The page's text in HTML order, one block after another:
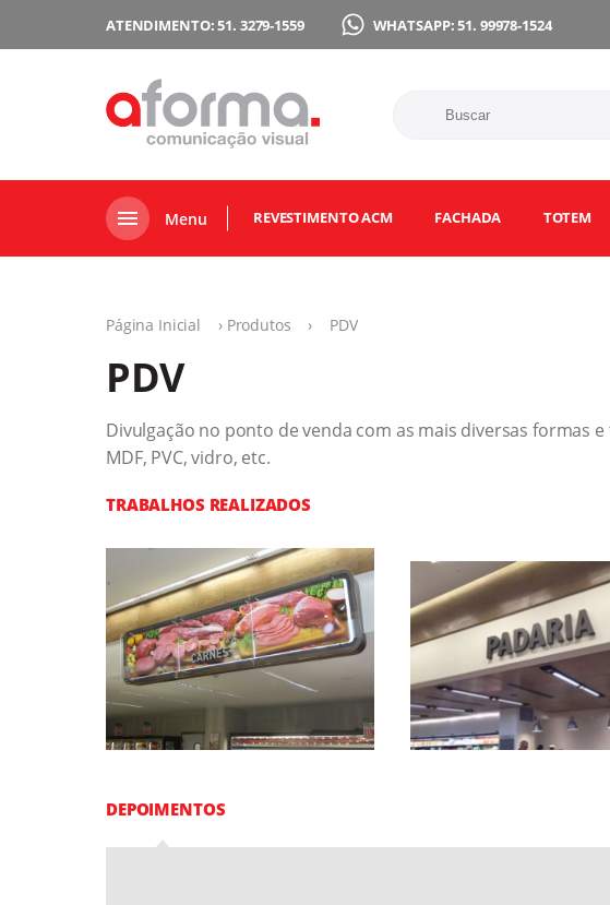
ATENDIMENTO: 51. 3279-1559 WHATSAPP: 51. 99978-1524
Menu REVESTIMENTO ACM FACHADA TOTEM
Página Inicial › Produtos › PDV
PDV
Divulgação no ponto de venda com as mais diversas formas
MDF, PVC, vidro, etc.
TRABALHOS REALIZADOS
DEPOIMENTOS